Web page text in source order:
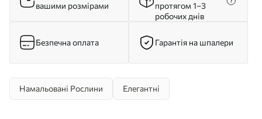
вашими розмірами
протягом 1–3
робочих днів
Безпечна оплата Гарантія на шпалери
Намальовані Рослини Елегантні